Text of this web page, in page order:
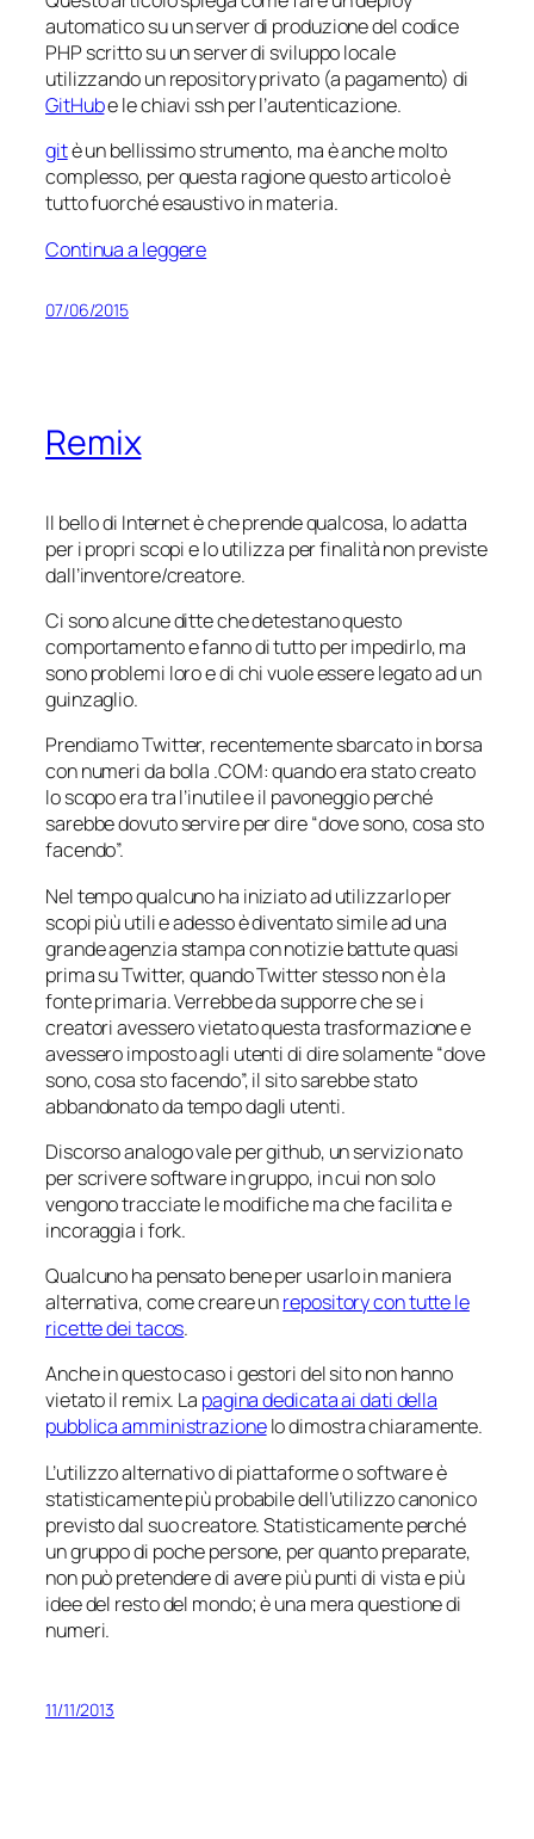
automatico su un server di produzione del codice
PHP scritto su un server di sviluppo locale
utilizzando un repository privato (a pagamento) di
GitHube le chiavi ssh per l’autenticazione.
gitè un bellissimo strumento, ma è anche molto
complesso, per questa ragione questo articolo è
tutto fuorché esaustivo in materia.
Continua a leggere
07/06/2015
Remix
Il bello di Internet è che prende qualcosa, lo adatta
per i propri scopi e lo utilizza per finalità non previste
dall’inventore/creatore.
Ci sono alcune ditte che detestano questo
comportamento e fanno di tutto per impedirlo, ma
sono problemi loro e di chi vuole essere legato ad un
guinzaglio.
Prendiamo Twitter, recentemente sbarcato in borsa
con numeri da bolla .COM: quando era stato creato
lo scopo era tra l’inutile e il pavoneggio perché
sarebbe dovuto servire per dire “dove sono, cosa sto
facendo”.
Nel tempo qualcuno ha iniziato ad utilizzarlo per
scopi più utili e adesso è diventato simile ad una
grande agenzia stampa con notizie battute quasi
prima su Twitter, quando Twitter stesso non è la
fonte primaria. Verrebbe da supporre che se i
creatori avessero vietato questa trasformazione e
avessero imposto agli utenti di dire solamente “dove
sono, cosa sto facendo”, il sito sarebbe stato
abbandonato da tempo dagli utenti.
Discorso analogo vale per github, un servizio nato
per scrivere software in gruppo, in cui non solo
vengono tracciate le modifiche ma che facilita e
incoraggia ifork.
Qualcuno ha pensato bene per usarlo in maniera
alternativa, come creare unrepository con tutte le
ricette dei tacos.
Anche in questo caso i gestori del sito non hanno
vietato il remix. La pagina dedicata ai dati della
pubblica amministrazionelo dimostra chiaramente.
L’utilizzo alternativo di piattaforme o software è
statisticamente più probabile dell’utilizzocanonico
previsto dal suo creatore. Statisticamente perché
un gruppo di poche persone, per quanto preparate,
non può pretendere di avere più punti di vista e più
idee del resto del mondo; è una mera questione di
numeri.
11/11/2013